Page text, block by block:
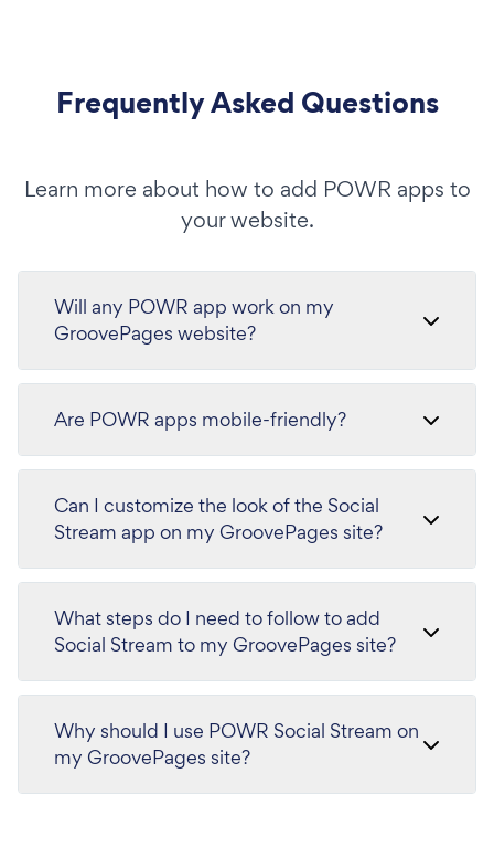
Frequently Asked Questions
Learn more about how to add POWR apps to
your website.
Will any POWR app work on my
GroovePages website?
Are POWR apps mobile-friendly?
Can I customize the look of the Social
Stream app on my GroovePages site?
What steps do I need to follow to add
Social Stream to my GroovePages site?
Why should I use POWR Social Stream on
my GroovePages site?